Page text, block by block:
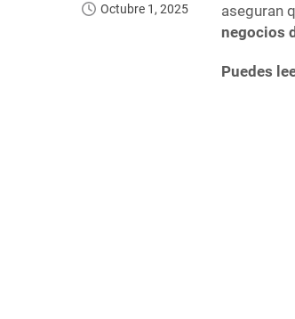
Octubre 1, 2025
aseguran
negocios
Puedes